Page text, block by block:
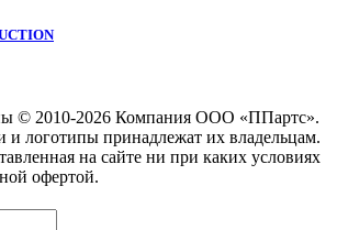
© 2010-2026 Компания ООО «ППартс».
и логотипы принадлежат их владельцам.
на сайте ни при каких условиях
офертой.